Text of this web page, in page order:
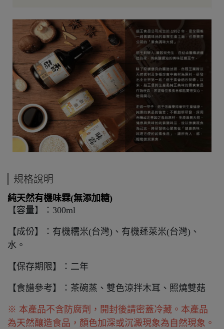
規格說明
純天然有機味霖(無添加糖)
【容量】：300ml
【成份】：有機糯米(台灣)、有機蓬萊米(台灣)、
水。
【保存期限】：二年
【食譜參考】：茶碗蒸、雙色涼拌木耳、照燒雙菇
※ 本產品不含防腐劑，開封後請密蓋冷藏。本產品
為天然釀造食品，顏色加深或沉澱現象為自然現象。